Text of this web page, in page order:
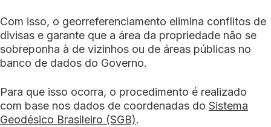
Com isso, o georreferenciamento elimina conflitos de
divisas e garante que a área da propriedade não se
sobreponha à de vizinhos ou de áreas públicas no
banco de dados do Governo.
Para que isso ocorra, o procedimento é realizado
com base nos dados de coordenadas do Sistema
Geodésico Brasileiro (SGB).